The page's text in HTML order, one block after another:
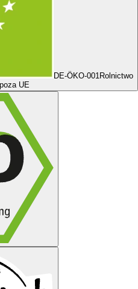
DE-ÖKO-001Rolnictwo
UE